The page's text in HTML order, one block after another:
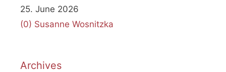
25. June 2026
(0) Susanne Wosnitzka
Archives